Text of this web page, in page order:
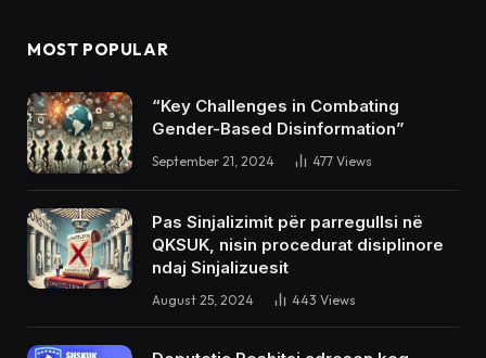
MOST POPULAR
“Key Challenges in Combating
Gender-Based Disinformation”
September 21, 2024 477 Views
Pas Sinjalizimit për parregullsi në
QKSUK, nisin procedurat disiplinore
ndaj Sinjalizuesit
August 25, 2024 443 Views